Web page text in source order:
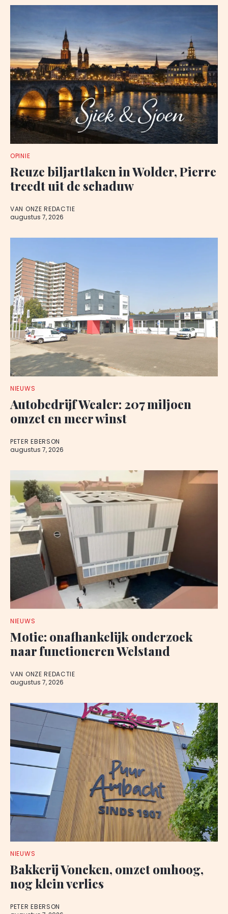
OPINIE
Reuze biljartlaken in Wolder, Pierre
treedt uit de schaduw
VAN ONZE REDACTIE
augustus 7, 2026
NIEUWS
Autobedrijf Wealer: 207 miljoen
omzet en meer winst
PETER EBERSON
augustus 7, 2026
NIEUWS
Motie: onafhankelijk onderzoek
naar functioneren Welstand
VAN ONZE REDACTIE
augustus 7, 2026
NIEUWS
Bakkerij Voncken, omzet omhoog,
nog klein verlies
PETER EBERSON